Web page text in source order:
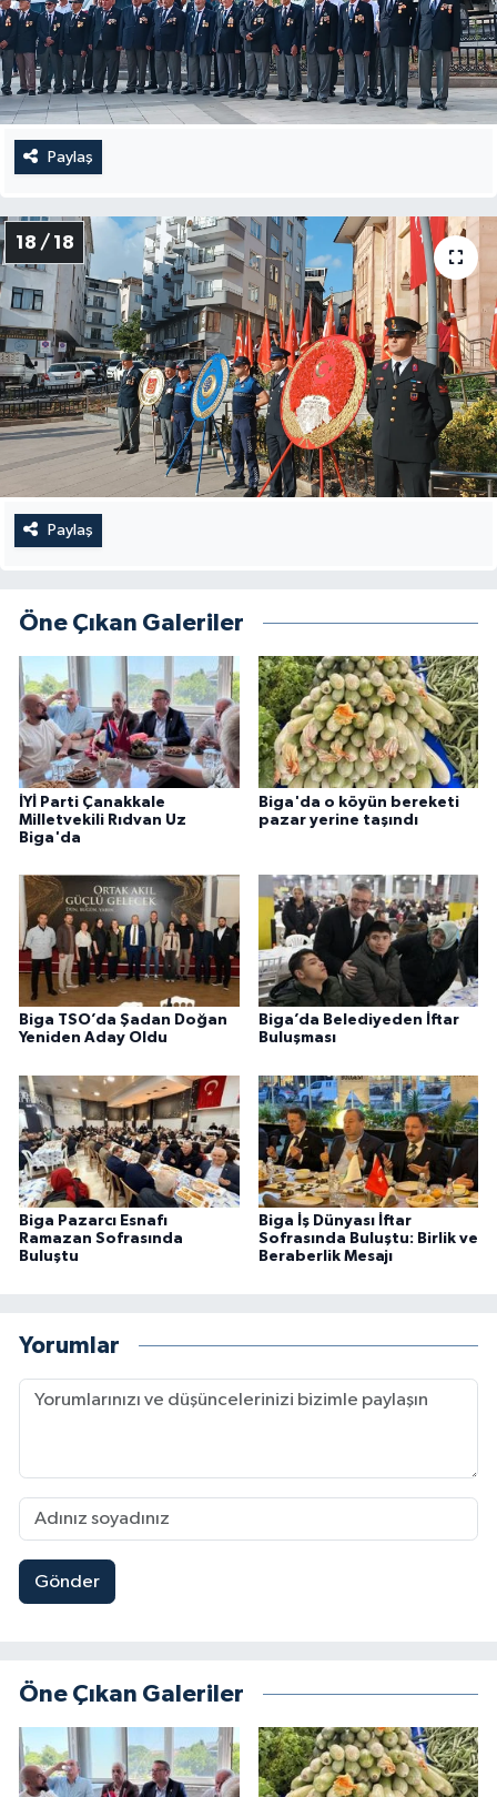
Paylaş
18 / 18
Paylaş
Öne Çıkan Galeriler
İYİ Parti Çanakkale
Milletvekili Rıdvan Uz
Biga'da
Biga'da o köyün bereketi
pazar yerine taşındı
Biga TSO’da Şadan Doğan
Yeniden Aday Oldu
Biga’da Belediyeden İftar
Buluşması
Biga Pazarcı Esnafı
Ramazan Sofrasında
Buluştu
Biga İş Dünyası İftar
Sofrasında Buluştu: Birlik ve
Beraberlik Mesajı
Yorumlar
Gönder
Öne Çıkan Galeriler